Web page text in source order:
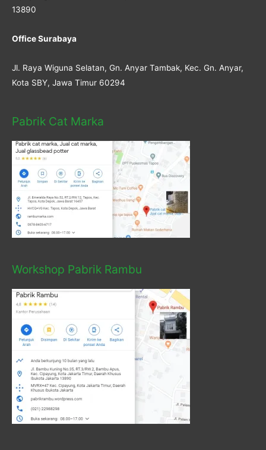
13890
Office Surabaya
Jl. Raya Wiguna Selatan, Gn. Anyar Tambak, Kec. Gn. Anyar,
Kota SBY, Jawa Timur 60294
Pabrik Cat Marka
Workshop Pabrik Rambu